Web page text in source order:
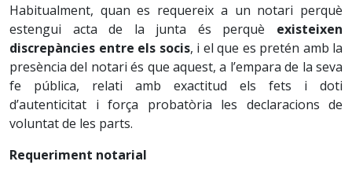
Habitualment, quan es requereix a un notari perquè
estengui acta de la junta és perquè existeixen
discrepàncies entre els socis, i el que es pretén amb la
presència del notari és que aquest, a l’empara de la seva
fe pública, relati amb exactitud els fets i doti
d’autenticitat i força probatòria les declaracions de
voluntat de les parts.
Requeriment notarial